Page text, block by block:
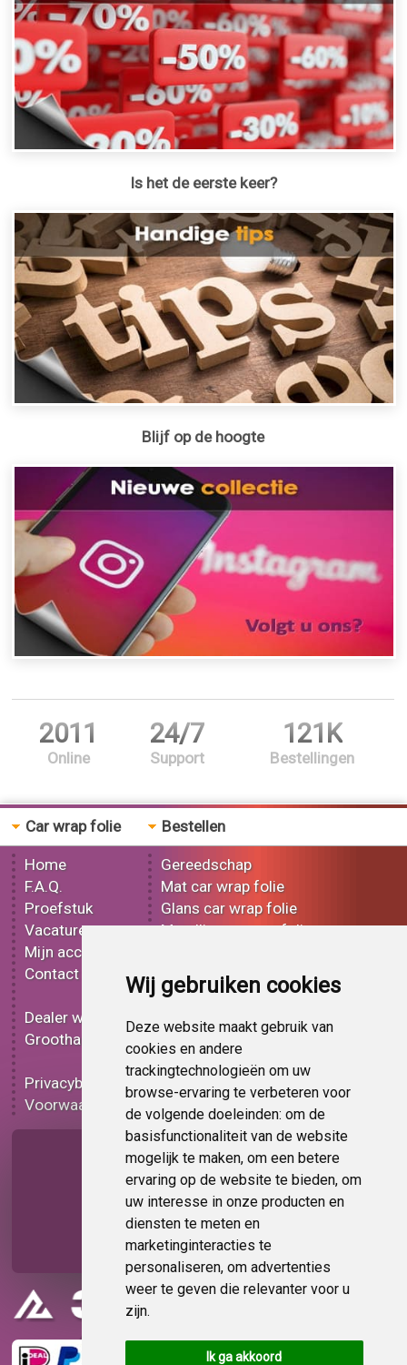
Wij gebruiken cookies
Deze website maakt gebruik van
cookies en andere
trackingtechnologieën om uw
browse-ervaring te verbeteren voor
de volgende doeleinden: om de
basisfunctionaliteit van de website
mogelijk te maken, om een betere
ervaring op de website te bieden, om
uw interesse in onze producten en
diensten te meten en
marketinginteracties te
personaliseren, om advertenties
weer te geven die relevanter voor u
zijn.
Ik ga akkoord
Is het de eerste keer?
Blijf op de hoogte
2011
Online
24/7
Support
121K
Bestellingen
Car wrap folie
Home
F.A.Q.
Proefstuk
Vacatures
Mijn account
Contact
Dealer worden
Groothandel
Privacybeleid
Voorwaarden
Bestellen
Gereedschap
Mat car wrap folie
Glans car wrap folie
Metallic car wrap folie
Effect car wrap folie
Bedrukt car wrap folie
Carbon car wrap folie
Tint folie
Functionele folie
Car wrap folie korting
Op bestelling
Pagina delen